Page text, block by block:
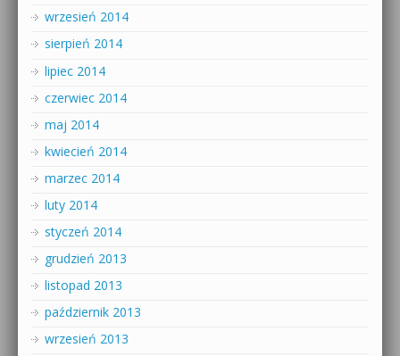
wrzesień 2014
sierpień 2014
lipiec 2014
czerwiec 2014
maj 2014
kwiecień 2014
marzec 2014
luty 2014
styczeń 2014
grudzień 2013
listopad 2013
październik 2013
wrzesień 2013